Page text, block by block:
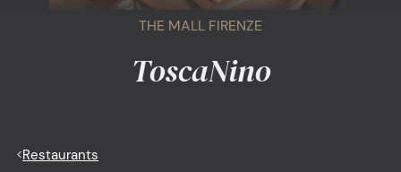
THE MALL FIRENZE
ToscaNino
<Restaurants